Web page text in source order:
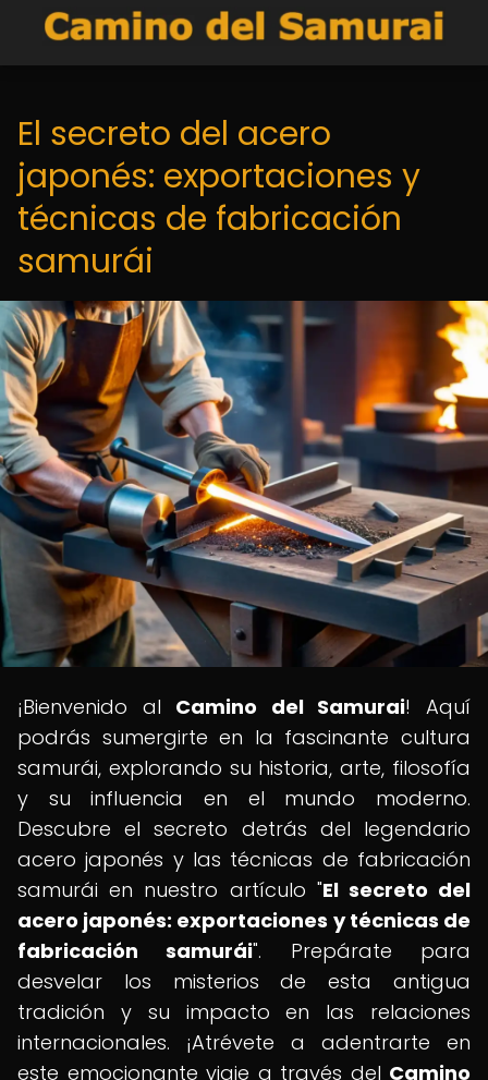
El secreto del acero
japonés: exportaciones y
técnicas de fabricación
samurái
¡Bienvenido al Camino del Samurai! Aquí
podrás sumergirte en la fascinante cultura
samurái, explorando su historia, arte, filosofía
y su influencia en el mundo moderno.
Descubre el secreto detrás del legendario
acero japonés y las técnicas de fabricación
samurái en nuestro artículo "El secreto del
acero japonés: exportaciones y técnicas de
fabricación samurái". Prepárate para
desvelar los misterios de esta antigua
tradición y su impacto en las relaciones
internacionales. ¡Atrévete a adentrarte en
este emocionante viaje a través del Camino